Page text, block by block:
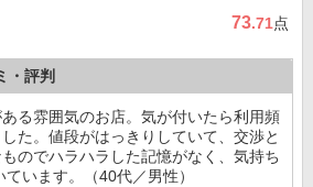
73.71点
・評判
る雰囲気のお店。気が付いたら利用頻
た。値段がはっきりしていて、交渉と
のでハラハラした記憶がなく、気持ち
います。（40代／男性）